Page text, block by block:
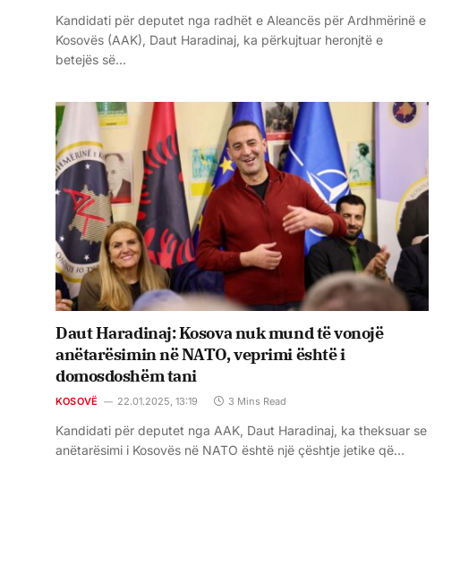
Kandidati për deputet nga radhët e Aleancës për Ardhmërinë e
Kosovës (AAK), Daut Haradinaj, ka përkujtuar heronjtë e
betejës së…
Daut Haradinaj: Kosova nuk mund të vonojë
anëtarësimin në NATO, veprimi është i
domosdoshëm tani
KOSOVË 22.01.2025, 13:19 3 Mins Read
Kandidati për deputet nga AAK, Daut Haradinaj, ka theksuar se
anëtarësimi i Kosovës në NATO është një çështje jetike që…